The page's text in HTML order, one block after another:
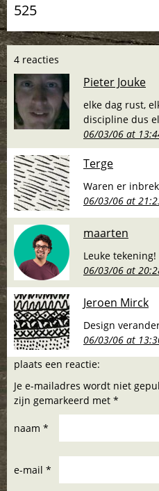
525
4 reacties
Pieter Jouke
elke dag rust,
discipline dus
06/03/06 at
Terge
Waren er
06/03/06 at
maarten
Leuke tekening!
06/03/06 at
Jeroen Mirck
Design
06/03/06 at
plaats een reactie:
Je e-mailadres wordt niet
zijn gemarkeerd met *
naam *
e-mail *